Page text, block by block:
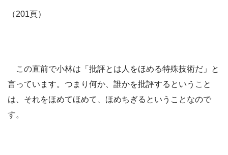
（201頁）
この直前で小林は「批評とは人をほめる特殊技術だ」と
言っています。つまり何か、誰かを批評するということ
は、それをほめてほめて、ほめちぎるということなので
す。